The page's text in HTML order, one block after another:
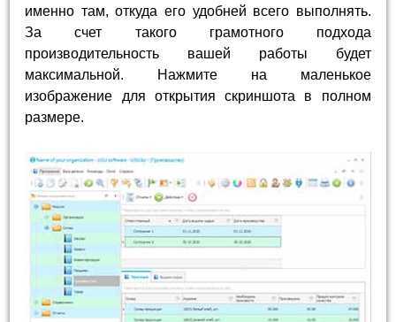
именно там, откуда его удобней всего выполнять.
За счет такого грамотного подхода
производительность вашей работы будет
максимальной. Нажмите на маленькое
изображение для открытия скриншота в полном
размере.